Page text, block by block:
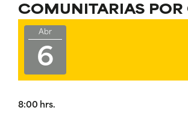
COMUNITARIAS POR
Abr
6
8:00 hrs.